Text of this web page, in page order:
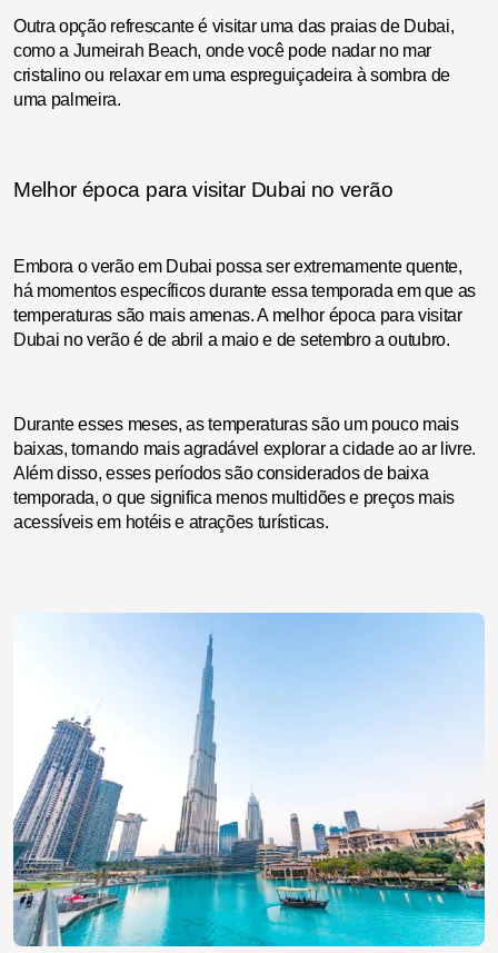
Outra opção refrescante é visitar uma das praias de Dubai,
como a Jumeirah Beach, onde você pode nadar no mar
cristalino ou relaxar em uma espreguiçadeira à sombra de
uma palmeira.
Melhor época para visitar Dubai no verão
Embora o verão em Dubai possa ser extremamente quente,
há momentos específicos durante essa temporada em que as
temperaturas são mais amenas. A melhor época para visitar
Dubai no verão é de abril a maio e de setembro a outubro.
Durante esses meses, as temperaturas são um pouco mais
baixas, tornando mais agradável explorar a cidade ao ar livre.
Além disso, esses períodos são considerados de baixa
temporada, o que significa menos multidões e preços mais
acessíveis em hotéis e atrações turísticas.